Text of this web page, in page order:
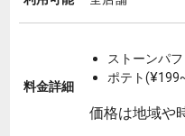
料金詳細
ストーンパ
ポテト
価格は地域や